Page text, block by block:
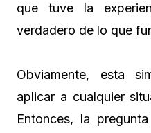
que tuve la
verdadero de lo que
Obviamente, esta
aplicar a cualquier
Entonces, la